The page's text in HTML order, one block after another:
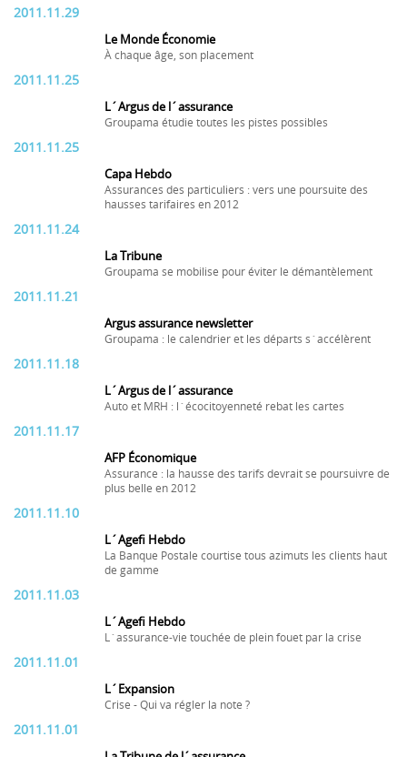
2011.11.29
Le Monde Économie
À chaque âge, son placement
2011.11.25
L´Argus de l´assurance
Groupama étudie toutes les pistes possibles
2011.11.25
Capa Hebdo
Assurances des particuliers : vers une poursuite des
hausses tarifaires en 2012
2011.11.24
La Tribune
Groupama se mobilise pour éviter le démantèlement
2011.11.21
Argus assurance newsletter
Groupama : le calendrier et les départs s´accélèrent
2011.11.18
L´Argus de l´assurance
Auto et MRH : l´écocitoyenneté rebat les cartes
2011.11.17
AFP Économique
Assurance : la hausse des tarifs devrait se poursuivre de
plus belle en 2012
2011.11.10
L´Agefi Hebdo
La Banque Postale courtise tous azimuts les clients haut
de gamme
2011.11.03
L´Agefi Hebdo
L´assurance-vie touchée de plein fouet par la crise
2011.11.01
L´Expansion
Crise - Qui va régler la note ?
2011.11.01